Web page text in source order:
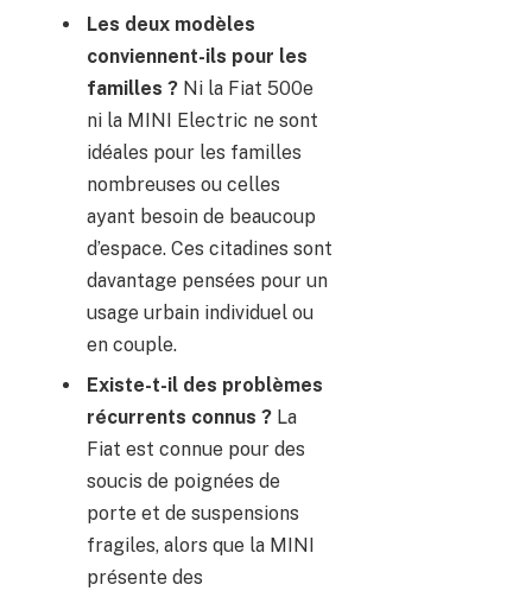
Les deux modèles
conviennent-ils pour les
familles ? Ni la Fiat 500e
ni la MINI Electric ne sont
idéales pour les familles
nombreuses ou celles
ayant besoin de beaucoup
d’espace. Ces citadines sont
davantage pensées pour un
usage urbain individuel ou
en couple.
Existe-t-il des problèmes
récurrents connus ? La
Fiat est connue pour des
soucis de poignées de
porte et de suspensions
fragiles, alors que la MINI
présente des